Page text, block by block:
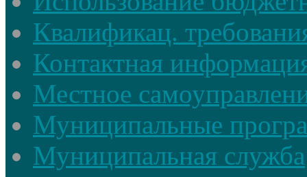
Квалификац.
Контактная
Местное
Муниципальные
Муниципальная служба